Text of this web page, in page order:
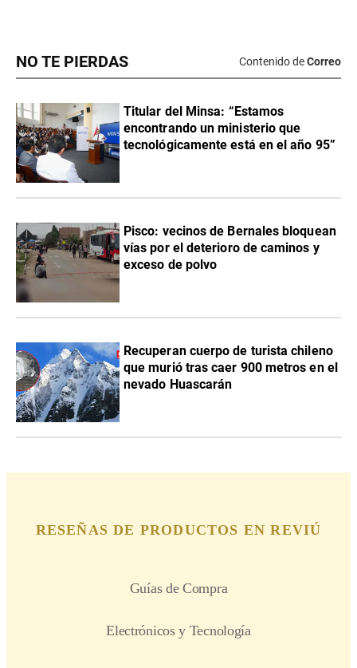
NO TE PIERDAS Contenido deCorreo
Titular del Minsa: “Estamos
encontrando un ministerio que
tecnológicamente está en el año 95”
Pisco: vecinos de Bernales bloquean
vías por el deterioro de caminos y
exceso de polvo
Recuperan cuerpo de turista chileno
que murió tras caer 900 metros en el
nevado Huascarán